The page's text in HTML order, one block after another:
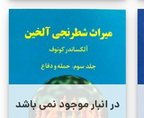
در انبار موجود نمی باشد